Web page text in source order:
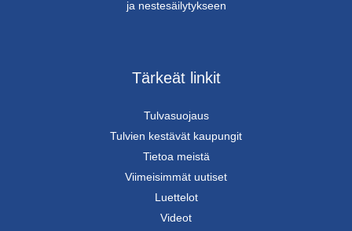
ja nestesäilytykseen
Tärkeät linkit
Tulvasuojaus
Tulvien kestävät kaupungit
Tietoa meistä
Viimeisimmät uutiset
Luettelot
Videot